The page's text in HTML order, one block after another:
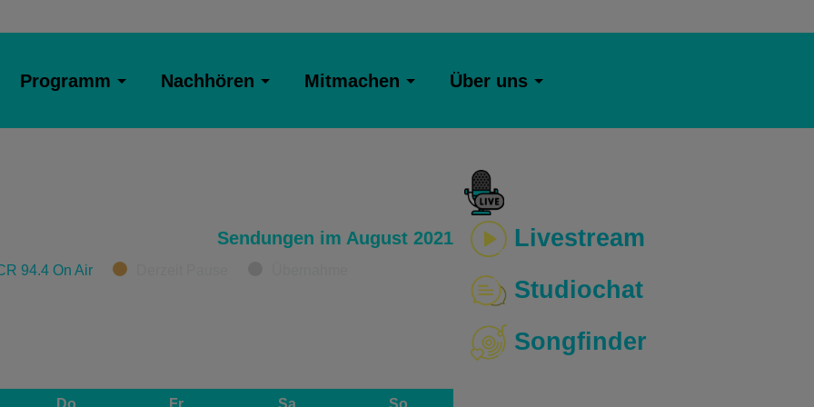
Programm Nachhören Mitmachen Über uns
Sendungen im August 2021
94.4 On Air
Livestream
Studiochat
Songfinder